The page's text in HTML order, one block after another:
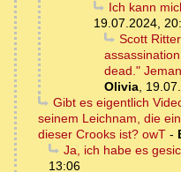
Ich kann
19.07.2024,
Scott
dead."
Olivia,
Gibt es eigentlich
seinem Leichnam, die
dieser Crooks ist? owT -
Ja, ich habe es
13:06